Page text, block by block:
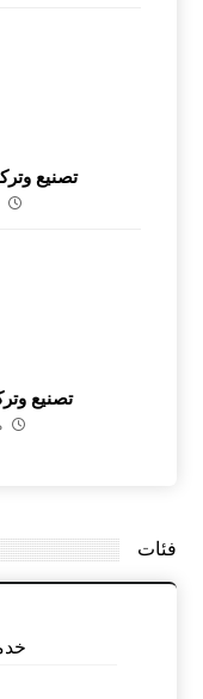
تصنيع
تصنيع
فئات